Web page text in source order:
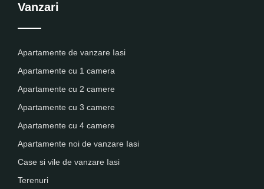
Vanzari
Apartamente de vanzare Iasi
Apartamente cu 1 camera
Apartamente cu 2 camere
Apartamente cu 3 camere
Apartamente cu 4 camere
Apartamente noi de vanzare Iasi
Case si vile de vanzare Iasi
Terenuri